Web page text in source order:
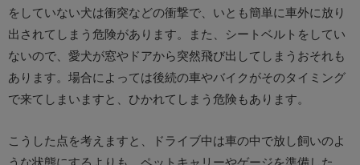
をしていない犬は衝突などの衝撃で、いとも簡単に車外に放り
出されてしまう危険があります。また、シートベルトをしてい
ないので、愛犬が窓やドアから突然飛び出してしまうおそれも
あります。場合によっては後続の車やバイクがそのタイミング
で来てしまいますと、ひかれてしまう危険もあります。
こうした点を考えますと、ドライブ中は車の中で放し飼いのよ
うな状態にするよりも、ペットキャリーやゲージを準備した